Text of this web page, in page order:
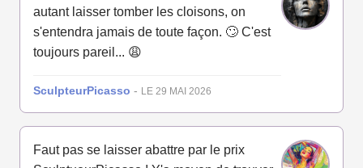
autant laisser tomber les cloisons, on
s'entendra jamais de toute façon. 🙄 C'est
toujours pareil... 😩
SculpteurPicasso - LE 29 MAI 2026
Faut pas se laisser abattre par le prix